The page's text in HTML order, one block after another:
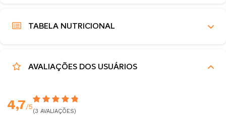
TABELA NUTRICIONAL
AVALIAÇÕES DOS USUÁRIOS
4,7/5
(3 AVALIAÇÕES)